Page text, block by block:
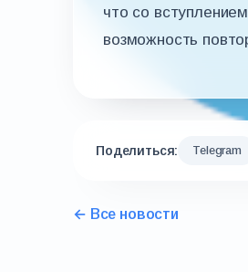
что со
возможность
Поделиться: Telegram
← Все новости